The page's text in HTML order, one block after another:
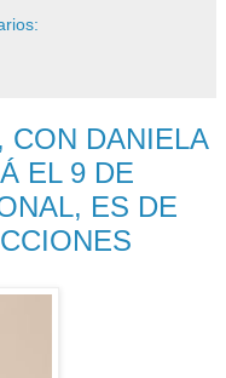
CON DANIELA
EL 9 DE
ES DE